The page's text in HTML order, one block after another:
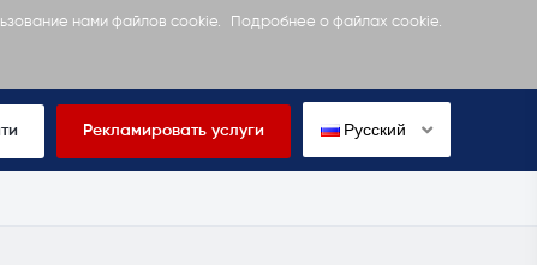
нами файлов cookie. Подробнее о файлах cookie.
Рекламировать услуги Русский